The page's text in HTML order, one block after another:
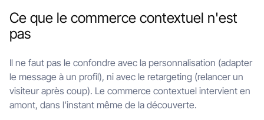
Ce que le commerce contextuel n'est
pas
Il ne faut pas le confondre avec la personnalisation (adapter
le message à un profil), ni avec le retargeting (relancer un
visiteur après coup). Le commerce contextuel intervient en
amont, dans l'instant même de la découverte.